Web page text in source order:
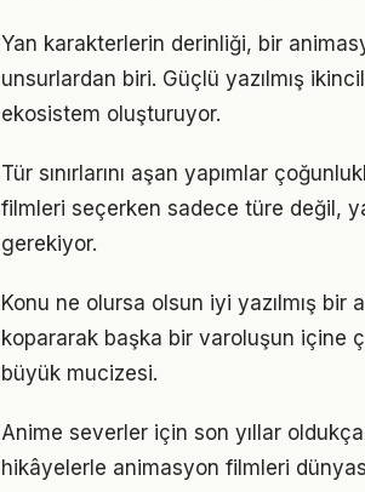
Yan karakterlerin derinliği, bir
unsurlardan biri. Güçlü yazılmış
ekosistem oluşturuyor.
Tür sınırlarını aşan yapımlar
filmleri seçerken sadece türe değil,
gerekiyor.
Konu ne olursa olsun iyi yazılmış
kopararak başka bir varoluşun içine
büyük mucizesi.
Anime severler için son yıllar
hikâyelerle animasyon filmleri